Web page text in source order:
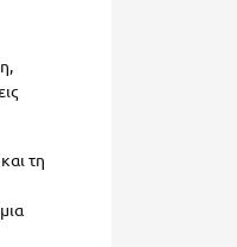
τη